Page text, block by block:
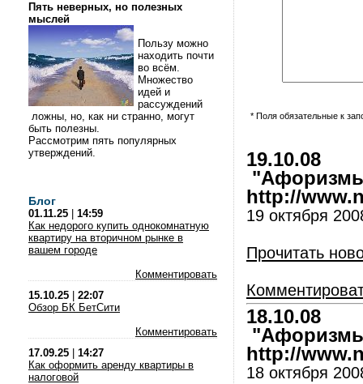
Пять неверных, но полезных
мыслей
Пользу можно
находить почти
во всём.
Множество
идей и
рассуждений
ложны, но, как ни странно, могут
быть полезны.
Рассмотрим пять популярных
утверждений.
Блог
01.11.25
14:59
Как недорого купить однокомнатную
квартиру на вторичном рынке в
вашем городе
Комментировать
15.10.25
22:07
Обзор БК БетСити
Комментировать
17.09.25
14:27
Как оформить аренду квартиры в
налоговой
* Поля обязательные к
19.10.08
"Афоризмы
http://
19 октября
Прочитать
18.10.08
"Афоризмы
http://
18 октября